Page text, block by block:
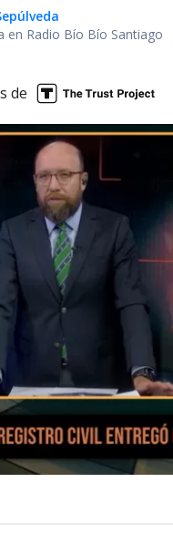
en Radio Bío Bío Santiago
de